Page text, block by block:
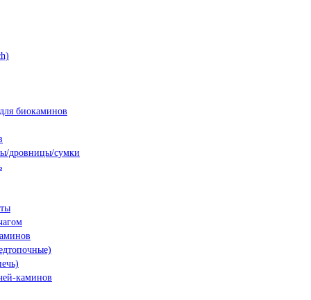
биокаминов
дровницы/сумки
каминов